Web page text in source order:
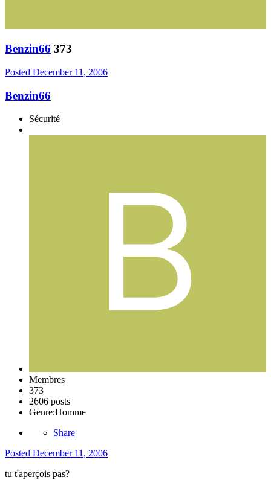
Benzin66 373
Posted December 11, 2006
Benzin66
Sécurité
Membres
373
2606 posts
Genre:Homme
Share
Posted December 11, 2006
tu t'aperçois pas?